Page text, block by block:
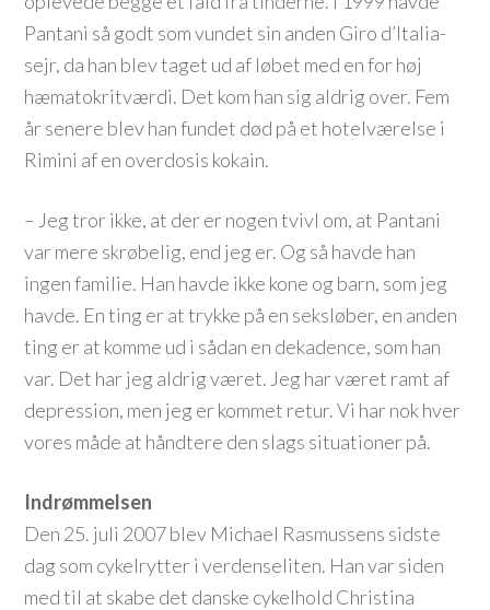
Pantani så godt som vundet sin anden Giro d’Italia-
sejr, da han blev taget ud af løbet med en for høj
hæmatokritværdi. Det kom han sig aldrig over. Fem
år senere blev han fundet død på et hotelværelse i
Rimini af en overdosis kokain.
– Jeg tror ikke, at der er nogen tvivl om, at Pantani
var mere skrøbelig, end jeg er. Og så havde han
ingen familie. Han havde ikke kone og barn, som jeg
havde. En ting er at trykke på en seksløber, en anden
ting er at komme ud i sådan en dekadence, som han
var. Det har jeg aldrig været. Jeg har været ramt af
depression, men jeg er kommet retur. Vi har nok hver
vores måde at håndtere den slags situationer på.
Indrømmelsen
Den 25. juli 2007 blev Michael Rasmussens sidste
dag som cykelrytter i verdenseliten. Han var siden
med til at skabe det danske cykelhold Christina